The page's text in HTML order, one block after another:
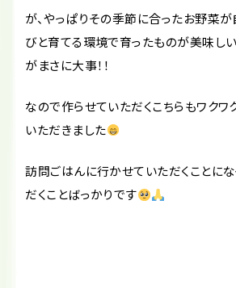
が、やっぱりその季節に合ったお野菜
びと育てる環境で育ったものが美味し
がまさに大事！！
なので作らせていただくこちらもワクワ
いただきました
訪問ごはんに行かせていただくことに
だくことばっかりです